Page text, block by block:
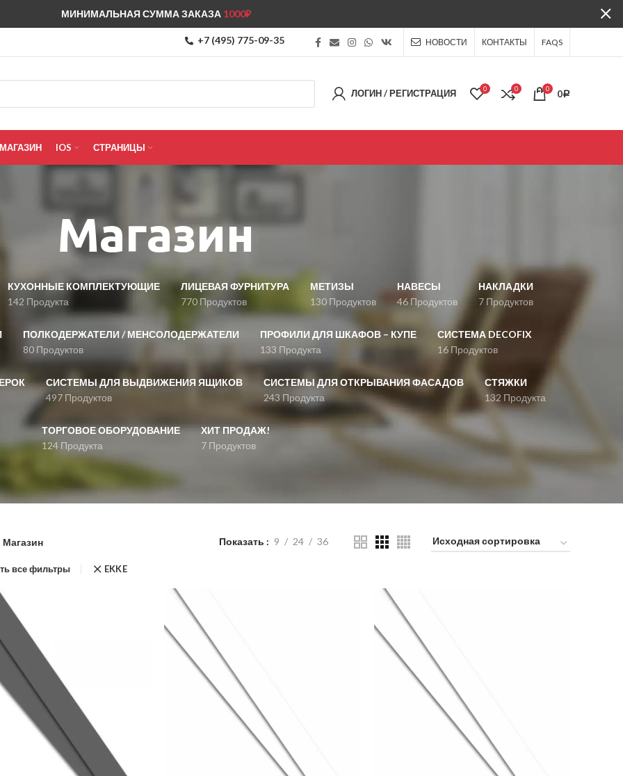
+7 (495) 775-09-35 НОВОСТИ КОНТАКТЫ FAQS
ЛОГИН / РЕГИСТРАЦИЯ 0 0 0 0Р
МАГАЗИН IOS СТРАНИЦЫ
Магазин
КУХОННЫЕ КОМПЛЕКТУЮЩИЕ
142 Продукта
ЛИЦЕВАЯ ФУРНИТУРА
770 Продуктов
МЕТИЗЫ
130 Продуктов
НАВЕСЫ
46 Продуктов
НАКЛАДКИ
7 Продуктов
ПОЛКОДЕРЖАТЕЛИ / МЕНСОЛОДЕРЖАТЕЛИ
80 Продуктов
ПРОФИЛИ ДЛЯ ШКАФОВ – КУПЕ
133 Продукта
СИСТЕМА DECOFIX
16 Продуктов
СИСТЕМЫ ДЛЯ ВЫДВИЖЕНИЯ ЯЩИКОВ
497 Продуктов
СИСТЕМЫ ДЛЯ ОТКРЫВАНИЯ ФАСАДОВ
243 Продукта
СТЯЖКИ
132 Продукта
ТОРГОВОЕ ОБОРУДОВАНИЕ
124 Продукта
ХИТ ПРОДАЖ!
7 Продуктов
Магазин Показать 9 24 36
все фильтры EKKE
МИНИМАЛЬНАЯ СУММА ЗАКАЗА 1000₽